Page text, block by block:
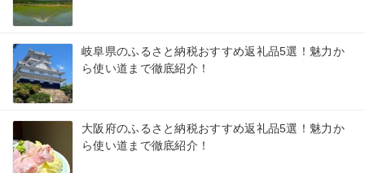
岐阜県のふるさと納税おすすめ返礼品5選！魅力か
ら使い道まで徹底紹介！
大阪府のふるさと納税おすすめ返礼品5選！魅力か
ら使い道まで徹底紹介！